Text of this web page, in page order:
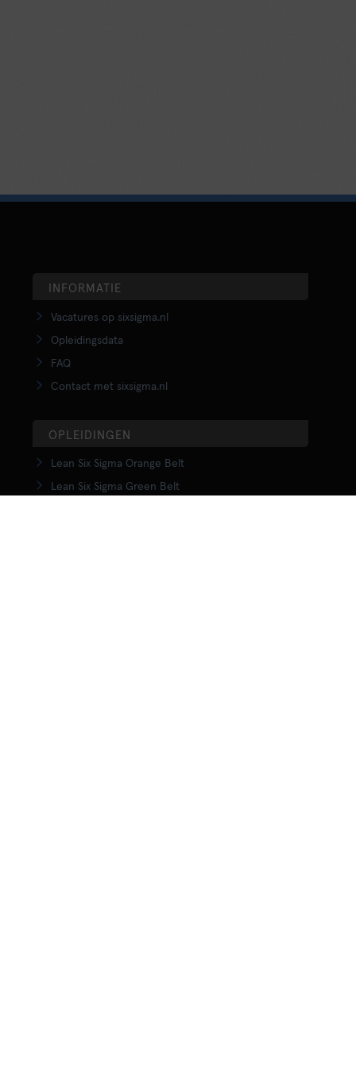
INFORMATIE
Vacatures op sixsigma.nl
Opleidingsdata
FAQ
Contact met sixsigma.nl
OPLEIDINGEN
Lean Six Sigma Orange Belt
Lean Six Sigma Green Belt